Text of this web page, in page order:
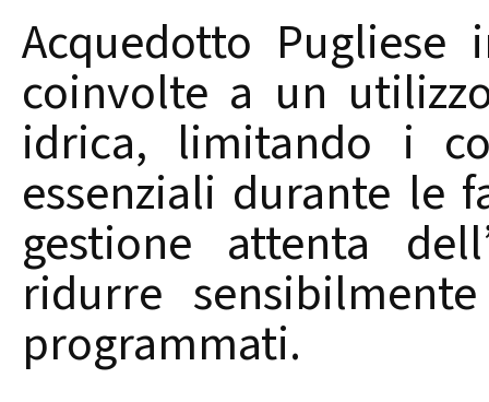
Acquedotto
coinvolte a un
idrica, limitando i
essenziali durante le
gestione attenta
ridurre
programmati.